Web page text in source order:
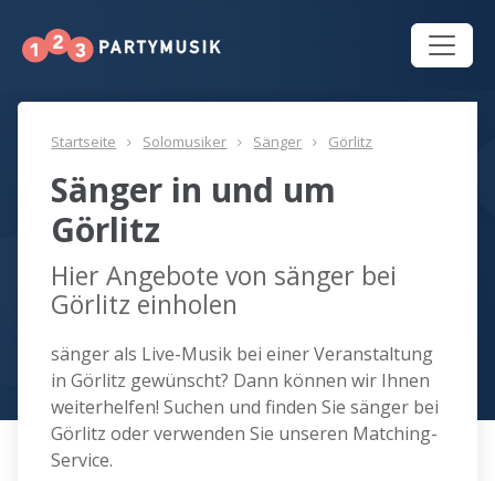
Startseite Solomusiker Sänger Görlitz
Sänger in und um
Görlitz
Hier Angebote von sänger bei
Görlitz einholen
sänger als Live-Musik bei einer Veranstaltung
in Görlitz gewünscht? Dann können wir Ihnen
weiterhelfen! Suchen und finden Sie sänger bei
Görlitz oder verwenden Sie unseren Matching-
Service.